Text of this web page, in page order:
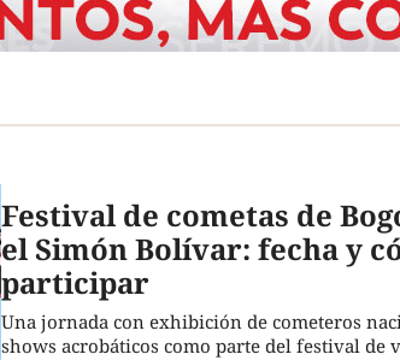
Festival de cometas de
el Simón Bolívar: fecha y
participar
Una jornada con exhibición de cometeros
shows acrobáticos como parte del festival de